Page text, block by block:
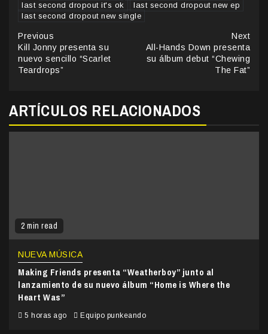
last second dropout it's ok
last second dropout new ep
last second dropout new single
Continue
Reading
Previous
Kill Jonny presenta su
nuevo sencillo “Scarlet
Teardrops”
Next
All-Hands Down presenta
su álbum debut “Chewing
The Fat”
ARTÍCULOS RELACIONADOS
2 min read
NUEVA MÚSICA
Making Friends presenta “Weatherboy” junto al
lanzamiento de su nuevo álbum “Home is Where the
Heart Was”
5 horas ago Equipo punkeando